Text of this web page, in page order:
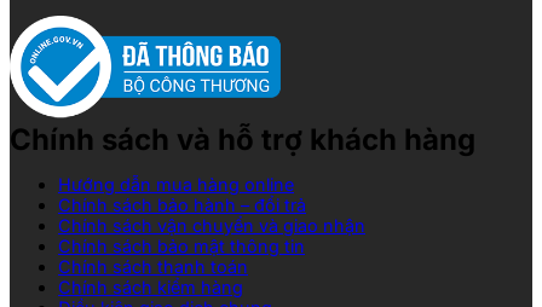
Chính sách và hỗ trợ khách hàng
Hướng dẫn mua hàng online
Chính sách bảo hành – đổi trả
Chính sách vận chuyển và giao nhận
Chính sách bảo mật thông tin
Chính sách thanh toán
Chính sách kiểm hàng